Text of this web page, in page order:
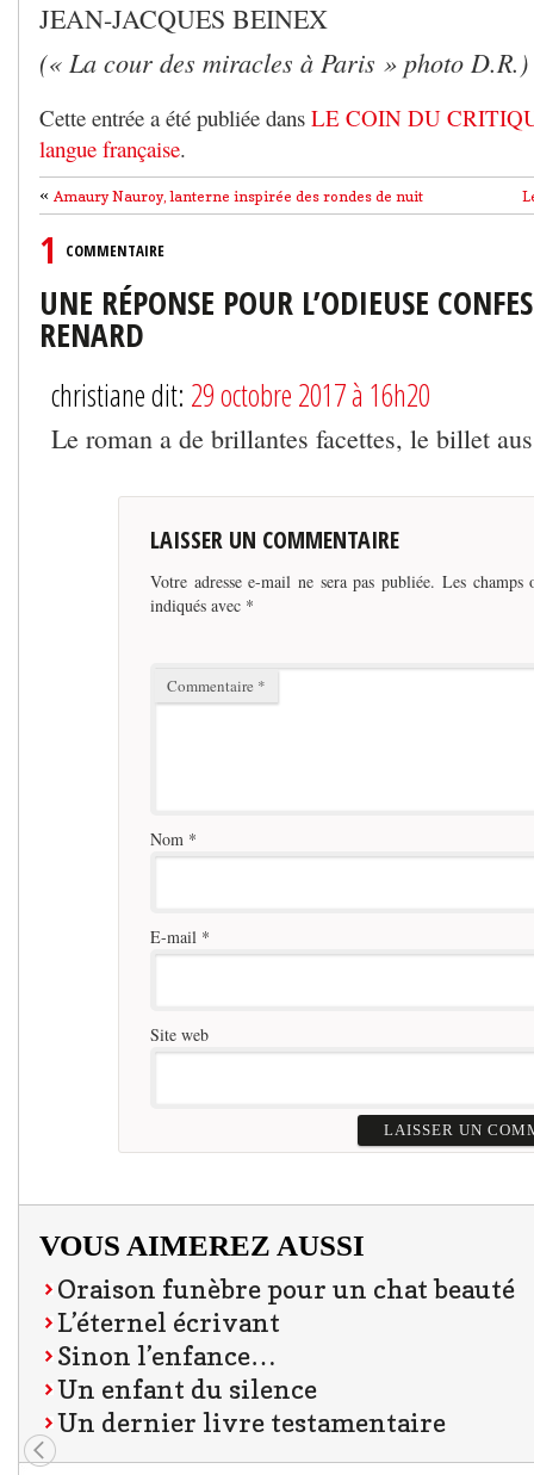
JEAN-JACQUES BEINEX
(« La cour des miracles à Paris » photo D.R.)
Cette entrée a été publiée dans LE COIN DU
langue française.
« Amaury Nauroy, lanterne inspirée des rondes de nuit
1 COMMENTAIRE
UNE RÉPONSE POUR L’ODIEUSE
RENARD
christiane dit: 29 octobre 2017 à 16h20
Le roman a de brillantes facettes, le billet
LAISSER UN COMMENTAIRE
Votre adresse e-mail ne sera pas publiée. Les champs
indiqués avec *
Commentaire *
Nom *
E-mail *
Site web
VOUS AIMEREZ AUSSI
Oraison funèbre pour un chat beauté
L’éternel écrivant
Sinon l’enfance…
Un enfant du silence
Un dernier livre testamentaire